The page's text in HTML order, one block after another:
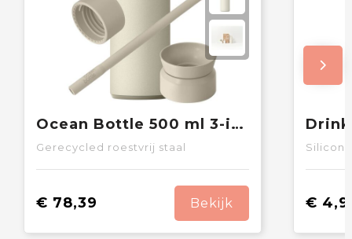
Ocean Bottle 500 ml 3-in-1 geschenkset
Gerecycled roestvrij staal
€ 78,39 Bekijk €